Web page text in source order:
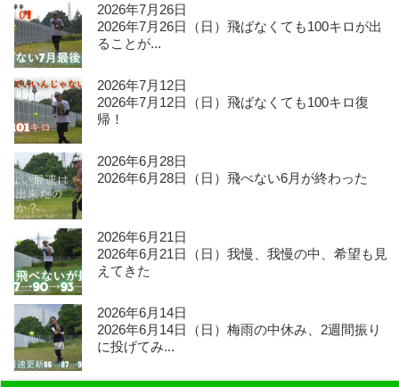
2026年7月26日
2026年7月26日（日）飛ばなくても100キロが出
ることが...
2026年7月12日
2026年7月12日（日）飛ばなくても100キロ復
帰！
2026年6月28日
2026年6月28日（日）飛べない6月が終わった
2026年6月21日
2026年6月21日（日）我慢、我慢の中、希望も見
えてきた
2026年6月14日
2026年6月14日（日）梅雨の中休み、2週間振り
に投げてみ...